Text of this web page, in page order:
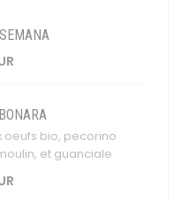
oeufs bio, pecorino
et guanciale